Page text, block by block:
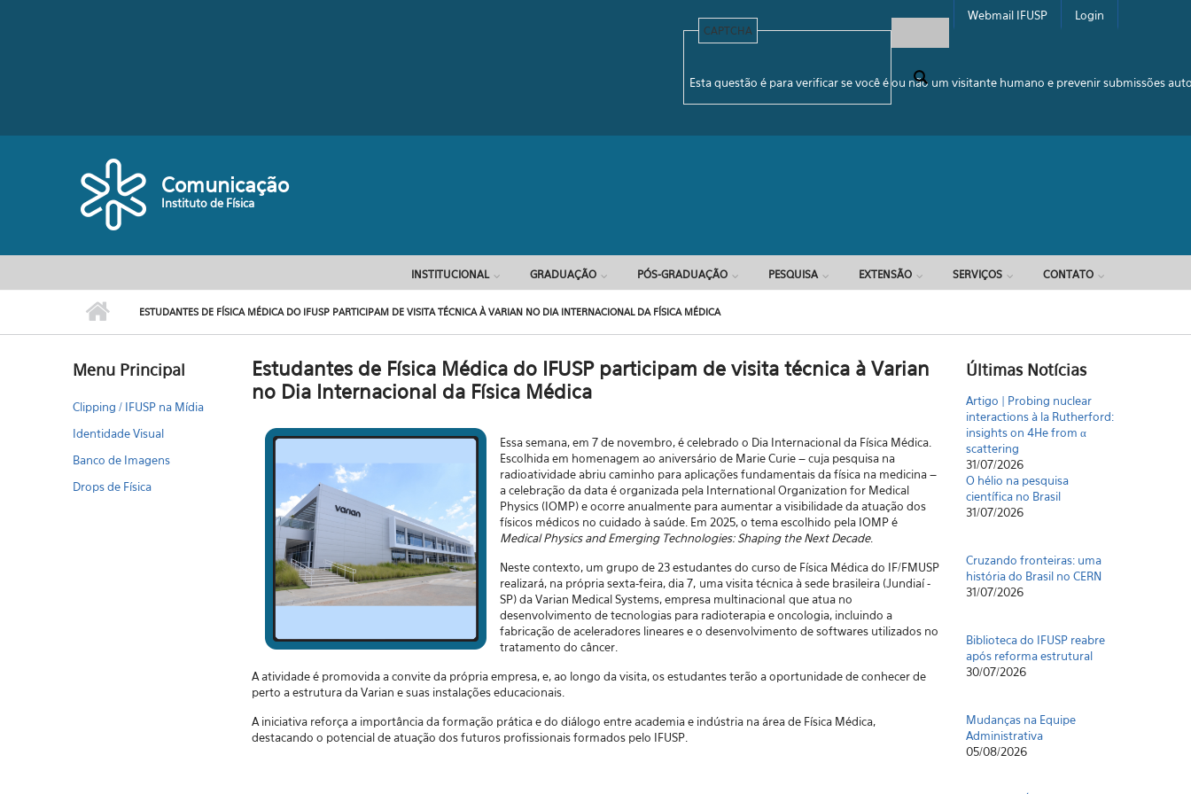
Formulário de busca
CAPTCHA
Esta questão é para verificar se você é ou não um visitante humano e prevenir submissões
Webmail IFUSP Login
Comunicação
Instituto de Física
INSTITUCIONAL GRADUAÇÃO PÓS-GRADUAÇÃO PESQUISA EXTENSÃO SERVIÇOS CONTATO
ESTUDANTES DE FÍSICA MÉDICA DO IFUSP PARTICIPAM DE VISITA TÉCNICA À VARIAN NO DIA INTERNACIONAL DA FÍSICA MÉDICA
Menu Principal
Clipping / IFUSP na Mídia
Identidade Visual
Banco de Imagens
Drops de Física
Estudantes de Física Médica do IFUSP participam de visita técnica à Varian
no Dia Internacional da Física Médica
Essa semana, em 7 de novembro, é celebrado o Dia Internacional da Física Médica.
Escolhida em homenagem ao aniversário de Marie Curie – cuja pesquisa na
radioatividade abriu caminho para aplicações fundamentais da física na medicina –
a celebração da data é organizada pela International Organization for Medical
Physics (IOMP) e ocorre anualmente para aumentar a visibilidade da atuação dos
físicos médicos no cuidado à saúde. Em 2025, o tema escolhido pela IOMP é
Medical Physics and Emerging Technologies: Shaping the Next Decade.
Neste contexto, um grupo de 23 estudantes do curso de Física Médica do IF/FMUSP
realizará, na própria sexta-feira, dia 7, uma visita técnica à sede brasileira (Jundiaí -
SP) da Varian Medical Systems, empresa multinacional que atua no
desenvolvimento de tecnologias para radioterapia e oncologia, incluindo a
fabricação de aceleradores lineares e o desenvolvimento de softwares utilizados no
tratamento do câncer.
A atividade é promovida a convite da própria empresa, e, ao longo da visita, os estudantes terão a oportunidade de conhecer de
perto a estrutura da Varian e suas instalações educacionais.
A iniciativa reforça a importância da formação prática e do diálogo entre academia e indústria na área de Física Médica,
destacando o potencial de atuação dos futuros profissionais formados pelo IFUSP.
Últimas Notícias
Artigo | Probing nuclear
interactions à la Rutherford:
insights on 4He from α
scattering
31/07/2026
O hélio na pesquisa
científica no Brasil
31/07/2026
Cruzando fronteiras: uma
história do Brasil no CERN
31/07/2026
Biblioteca do IFUSP reabre
após reforma estrutural
30/07/2026
Mudanças na Equipe
Administrativa
05/08/2026